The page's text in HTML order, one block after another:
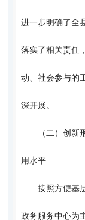
进一步明确了全
落实了相关责任
动、社会参与的
深开展。
（二）创新形
用水平
按照方便基层
政务服务中心为